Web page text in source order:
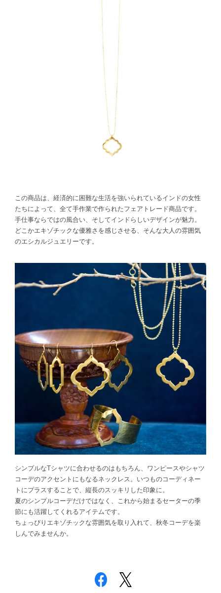
この商品は、経済的に困難な生活を強いられているインドの女性
たちによって、全て手作業で作られたフェアトレード商品です。
手仕事ならではの風合い、そしてインドらしいデザインが魅力。
どこかエキゾチックな優雅さを感じさせる、そんな大人の雰囲気
のエシカルジュエリーです。
シンプルなTシャツに合わせるのはもちろん、ワンピースやシャツ
コーデのアクセントにもなるネックレス。いつものコーディネー
トにプラスすることで、縦長のスッキリした印象に。
夏のシンプルコーデだけではなく、これから始まるセーターの季
節にも活躍してくれるアイテムです。
ちょっぴりエキゾチックな雰囲気を取り入れて、秋冬コーデを楽
しんでみませんか。